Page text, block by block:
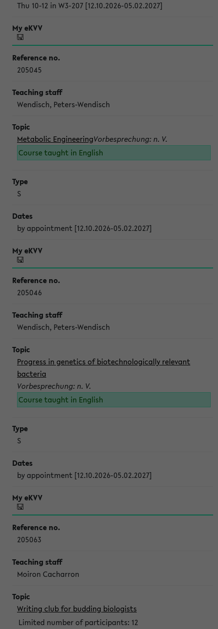
Thu 10-12 in W3-207 [12.10.2026-05.02.2027]
205045
Wendisch, Peters-Wendisch
Metabolic EngineeringVorbesprechung: n. V.
Course taught in English
S
by appointment [12.10.2026-05.02.2027]
205046
Wendisch, Peters-Wendisch
Progress in genetics of biotechnologically relevant
bacteria
Vorbesprechung: n. V.
Course taught in English
S
by appointment [12.10.2026-05.02.2027]
205063
Moiron Cacharron
Writing club for budding biologists
Limited number of participants: 12